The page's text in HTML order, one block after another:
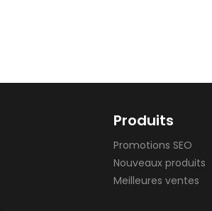
Produits
Promotions SEO
Nouveaux produits
Meilleures ventes